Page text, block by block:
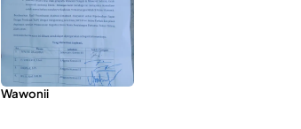
Hipmawani Bersama
DPRD Sultra Sepakati
RDP Perihal IUP
Pertambangan di Pulau
Wawonii